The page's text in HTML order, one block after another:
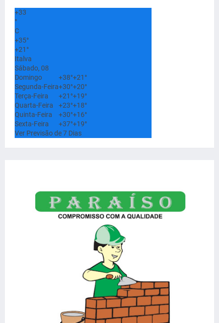
+33
°
C
+35°
+21°
Italva
Sábado, 08
Domingo
+38°+21°
Segunda-Feira+30°+20°
Terça-Feira
+21°+19°
Quarta-Feira
+23°+18°
Quinta-Feira
+30°+16°
Sexta-Feira
+37°+19°
Ver Previsão de 7 Dias